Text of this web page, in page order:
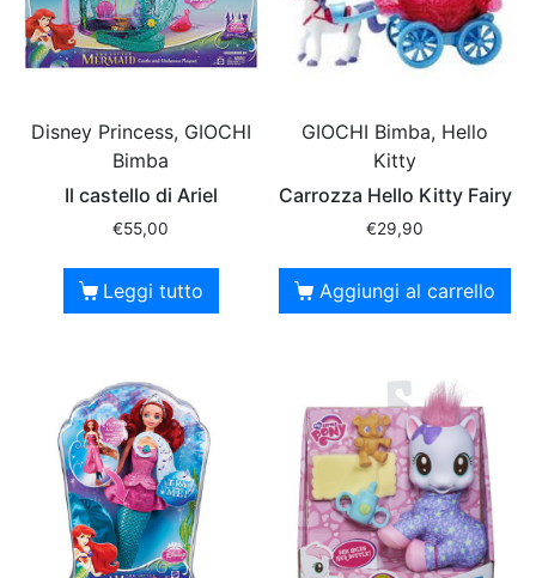
Disney Princess, GIOCHI
Bimba
Il castello di Ariel
€55,00
Leggi tutto
GIOCHI Bimba, Hello
Kitty
Carrozza Hello Kitty Fairy
€29,90
Aggiungi al carrello